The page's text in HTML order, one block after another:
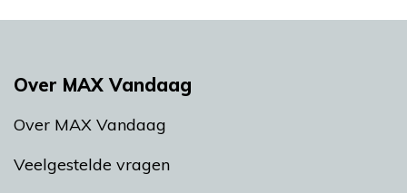
Over MAX Vandaag
Over MAX Vandaag
Veelgestelde vragen